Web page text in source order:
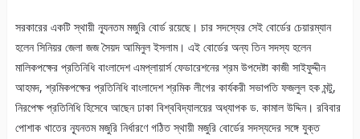
সরকারের একটি স্থায়ী ন্যূনতম মজুরি বোর্ড রয়েছে। চার সদস্যের সেই বোর্ডের চেয়ারম্যান
হলেন সিনিয়র জেলা জজ সৈয়দ আমিনুল ইসলাম। এই বোর্ডের অন্য তিন সদস্য হলেন
মালিকপক্ষের প্রতিনিধি বাংলাদেশ এমপ্লায়ার্স ফেডারেশনের শ্রম উপদেষ্টা কাজী সাইফুদ্দীন
আহমদ, শ্রমিকপক্ষের প্রতিনিধি বাংলাদেশ শ্রমিক লীগের কার্যকরী সভাপতি ফজলুল হক মন্টু,
নিরপেক্ষ প্রতিনিধি হিসেবে আছেন ঢাকা বিশ্ববিদ্যালয়ের অধ্যাপক ড. কামাল উদ্দিন। রবিবার
পোশাক খাতের ন্যূনতম মজুরি নির্ধারণে গঠিত স্থায়ী মজুরি বোর্ডের সদস্যদের সঙ্গে যুক্ত